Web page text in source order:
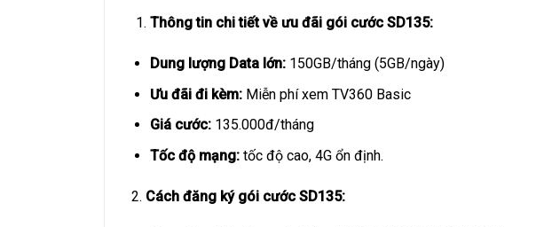
Thông tin chi tiết về ưu đãi gói cước SD135:
Dung lượng Data lớn:150GB/tháng (5GB/ngày)
Ưu đãi đi kèm:Miễn phí xem TV360 Basic
Giá cước:135.000đ/tháng
Tốc độ mạng:tốc độ cao, 4G ổn định.
2. Cách đăng ký gói cước SD135: